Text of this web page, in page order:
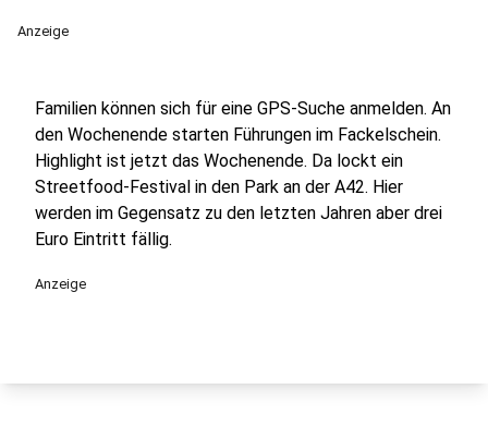
Anzeige
Familien können sich für eine GPS-Suche anmelden. An
den Wochenende starten Führungen im Fackelschein.
Highlight ist jetzt das Wochenende. Da lockt ein
Streetfood-Festival in den Park an der A42. Hier
werden im Gegensatz zu den letzten Jahren aber drei
Euro Eintritt fällig.
Anzeige